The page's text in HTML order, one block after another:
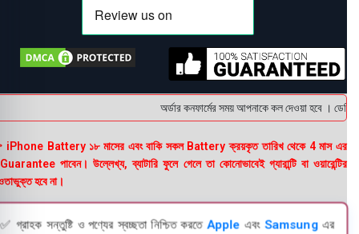
অর্ডার কনফার্মের সময় আপনাকে কল দেওয়া হবে ।
Battery ১৮ মাসের এবং বাকি সকল Battery ক্রয়কৃত তারিখ থেকে 4 মাস এর
পাবেন। উল্লেখ্য, ব্যাটারি ফুলে গেলে তা কোনোভাবেই গ্যারান্টি বা ওয়ারেন্টির
হবে না।
✅ গ্রাহক সন্তুষ্টি ও পণ্যের স্বচ্ছতা নিশ্চিত করতে Appleএবং Samsungএর